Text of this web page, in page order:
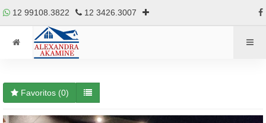
12 99108.3822 12 3426.3007
Favoritos (0)